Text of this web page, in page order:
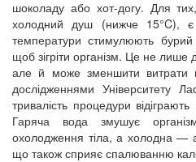
шоколаду або хот-догу. Для
холодний душ (нижче 15°C),
температури стимулюють
щоб зігріти організм. Це не лише
але й може зменшити витрати
дослідженнями Університету
тривалість процедури
Гаряча вода змушує
охолодження тіла, а холодна —
що також сприяє спалюванню